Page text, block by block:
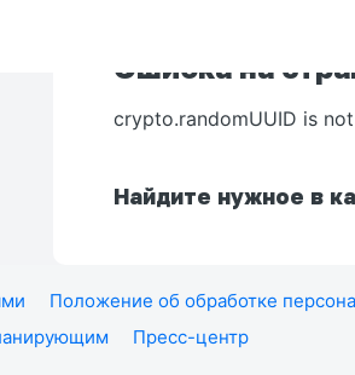
Ошибка на
crypto.randomUUID is
Найдите нужное в
Положение об обработке
Пресс-центр